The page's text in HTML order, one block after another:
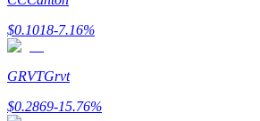
معلومة
$0.1018-7.16%
GRVTGrvt
$0.2869-15.76%